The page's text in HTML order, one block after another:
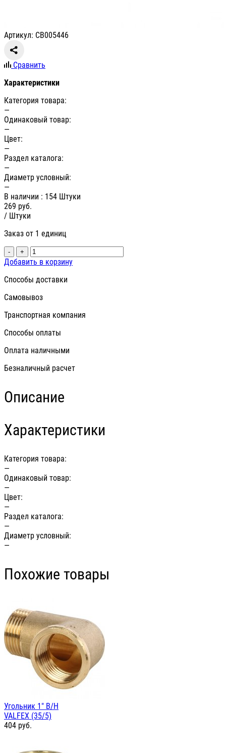
Артикул: СВ005446
Сравнить
Характеристики
Категория товара:
—
Одинаковый товар:
—
Цвет:
—
Раздел каталога:
—
Диаметр условный:
—
В наличии : 154 Штуки
269 руб.
/ Штуки
Заказ от 1 единиц
- +
Добавить в корзину
Способы доставки
Самовывоз
Транспортная компания
Способы оплаты
Оплата наличными
Безналичный расчет
Описание
Характеристики
Категория товара:
—
Одинаковый товар:
—
Цвет:
—
Раздел каталога:
—
Диаметр условный:
—
Похожие товары
Угольник 1" В/Н
VALFEX (35/5)
404 руб.